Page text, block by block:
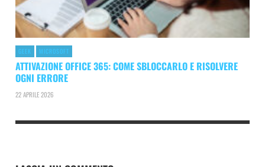
GEEK MICROSOFT
ATTIVAZIONE OFFICE 365: COME SBLOCCARLO E RISOLVERE
OGNI ERRORE
22 APRILE 2026